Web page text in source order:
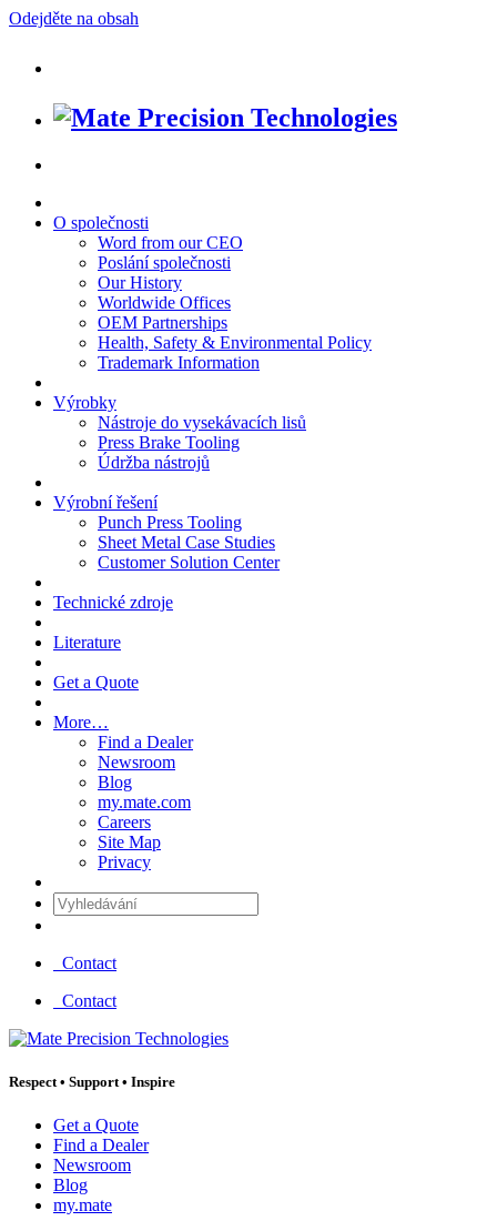
Odejděte na obsah
O společnosti
Word from our CEO
Poslání společnosti
Our History
Worldwide Offices
OEM Partnerships
Health, Safety & Environmental Policy
Trademark Information
Výrobky
Nástroje do vysekávacích lisů
Press Brake Tooling
Údržba nástrojů
Výrobní řešení
Punch Press Tooling
Sheet Metal Case Studies
Customer Solution Center
Technické zdroje
Literature
Get a Quote
More…
Find a Dealer
Newsroom
Blog
my.mate.com
Careers
Site Map
Privacy
Vyhledávání
:
Contact
Contact
Respect • Support • Inspire
Get a Quote
Find a Dealer
Newsroom
Blog
my.mate